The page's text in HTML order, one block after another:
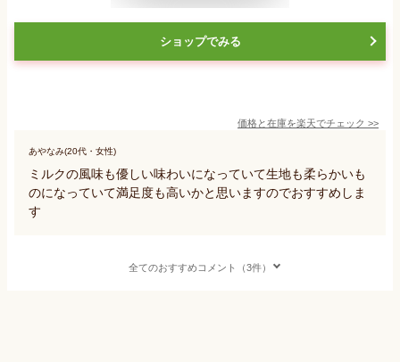
ショップでみる
価格と在庫を楽天でチェック >>
あやなみ(20代・女性)
ミルクの風味も優しい味わいになっていて生地も柔らかいも
のになっていて満足度も高いかと思いますのでおすすめしま
す
全てのおすすめコメント（3件）